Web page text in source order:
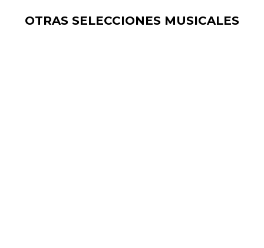
OTRAS SELECCIONES MUSICALES